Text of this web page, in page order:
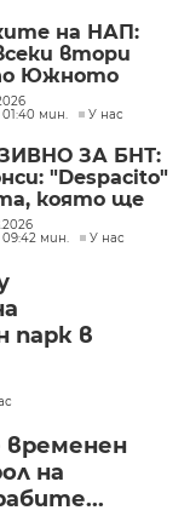
на НАП:
втори
Южното
е с
мин.
У нас
ЗА БНТ:
"Despacito"
която ще
до края на
си
мин.
У нас
парк в
временен
на